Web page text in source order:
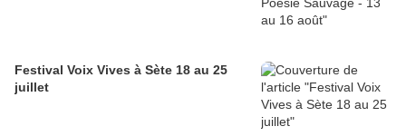
Festival Voix Vives à Sète 18 au 25
juillet